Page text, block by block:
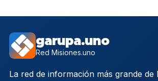
garupa.uno
Red Misiones.uno
La red de información más grande de